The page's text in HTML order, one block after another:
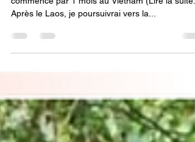
19 févr. 2023
11 min de lecture
LE LAOS du nord
2ème étape de mon roadtrip en Asie. J'ai